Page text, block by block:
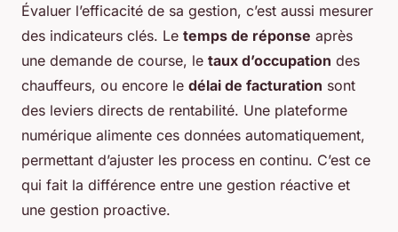
Évaluer l’efficacité de sa gestion, c’est aussi mesurer
des indicateurs clés. Le temps de réponse après
une demande de course, le taux d’occupation des
chauffeurs, ou encore le délai de facturation sont
des leviers directs de rentabilité. Une plateforme
numérique alimente ces données automatiquement,
permettant d’ajuster les process en continu. C’est ce
qui fait la différence entre une gestion réactive et
une gestion proactive.